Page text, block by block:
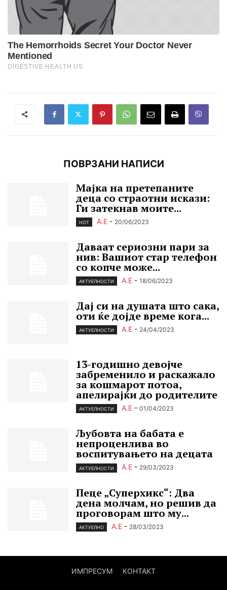
ПОВРЗАНИ НАПИСИ
Мајка на претепаните
деца со страотни искази:
Ги затекнав моите...
HOT А.Е - 20/06/2023
Даваат сериозни пари за
нив: Вашиот стар телефон
со копче може...
АКТУЕЛНОСТИ А.Е - 18/06/2023
Дај си на душата што сака,
оти ќе дојде време кога...
АКТУЕЛНОСТИ А.Е - 24/04/2023
13-годишно девојче
забременило и раскажало
за кошмарот потоа,
апелирајќи до родителите
АКТУЕЛНОСТИ А.Е - 01/04/2023
Љубовта на бабата е
непроценлива во
воспитувањето на децата
АКТУЕЛНОСТИ А.Е - 29/03/2023
Пеце „Cуперхикс“: Два
дена молчам, но решив да
проговорам што му...
АКТУЕЛНО А.Е - 28/03/2023
ИМПРЕСУМ КОНТАКТ